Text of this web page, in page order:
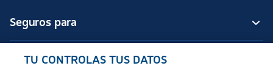
Seguros para
Seguros de ASISA
TU CONTROLAS TUS DATOS